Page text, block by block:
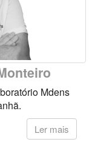
Mdens
Ler mais